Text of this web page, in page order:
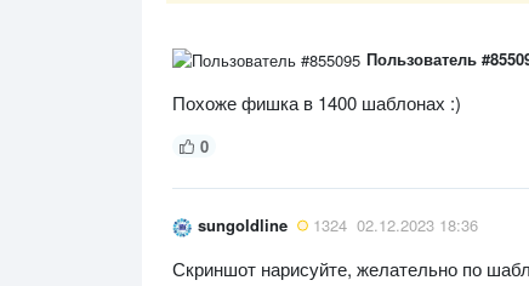
Пользователь
Похоже фишка в 1400 шаблонах :)
0
sungoldline 1324 02.12.2023 18:36
Скриншот нарисуйте, желательно по